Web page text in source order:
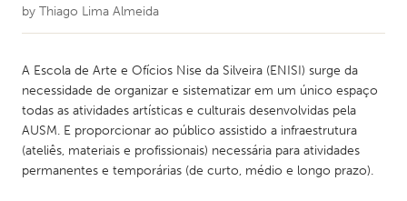
by Thiago Lima Almeida
A Escola de Arte e Ofícios Nise da Silveira (ENISI) surge da
necessidade de organizar e sistematizar em um único espaço
todas as atividades artísticas e culturais desenvolvidas pela
AUSM. E proporcionar ao público assistido a infraestrutura
(ateliês, materiais e profissionais) necessária para atividades
permanentes e temporárias (de curto, médio e longo prazo).